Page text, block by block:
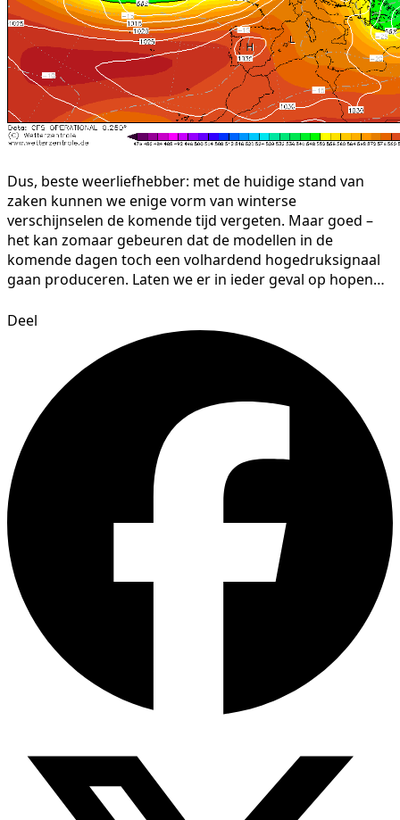
Dus, beste weerliefhebber: met de huidige stand van
zaken kunnen we enige vorm van winterse
verschijnselen de komende tijd vergeten. Maar goed –
het kan zomaar gebeuren dat de modellen in de
komende dagen toch een volhardend hogedruksignaal
gaan produceren. Laten we er in ieder geval op hopen…
Deel